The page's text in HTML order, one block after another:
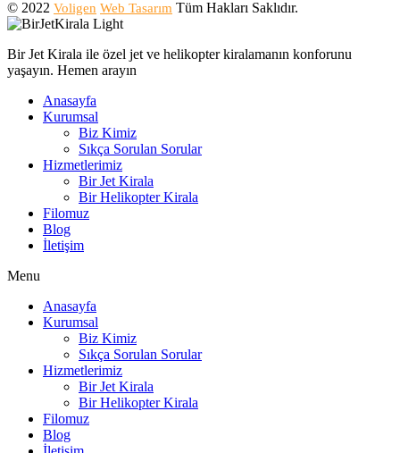
© 2022 Voligen Web Tasarım Tüm Hakları Saklıdır.
Bir Jet Kirala ile özel jet ve helikopter kiralamanın konforunu
yaşayın. Hemen arayın
Anasayfa
Kurumsal
Biz Kimiz
Sıkça Sorulan Sorular
Hizmetlerimiz
Bir Jet Kirala
Bir Helikopter Kirala
Filomuz
Blog
İletişim
Menu
Anasayfa
Kurumsal
Biz Kimiz
Sıkça Sorulan Sorular
Hizmetlerimiz
Bir Jet Kirala
Bir Helikopter Kirala
Filomuz
Blog